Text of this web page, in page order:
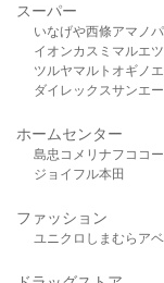
スーパー
いなげや西條アマノ
イオンカスミ マルエツ
ツルヤマルト オギノ
ダイレックスサンエー
ホームセンター
島忠 コメリ ナフコ コ
ジョイフル本田
ファッション
ユニクロ しまむら ア